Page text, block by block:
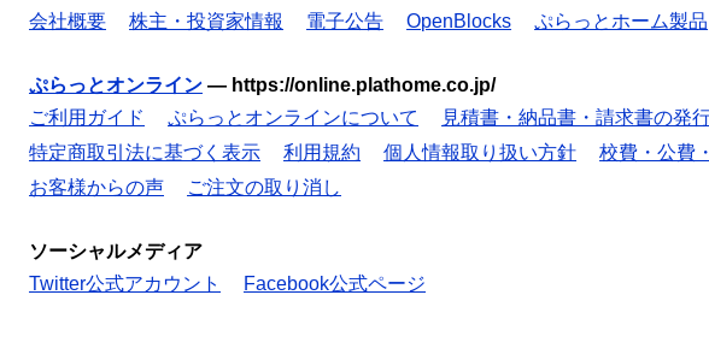
会社概要
株主・投資家情報 電子公告 OpenBlocks ぷらっとホーム製品
ぷらっとオンライン — https://online.plathome.co.jp/
ご利用ガイド
ぷらっとオンラインについて 見積書・納品書・請求書の発
特定商取引法に基づく表示
利用規約 個人情報取り扱い方針 校費・公費
お客様からの声
ご注文の取り消し
ソーシャルメディア
Twitter公式アカウント
Facebook公式ページ